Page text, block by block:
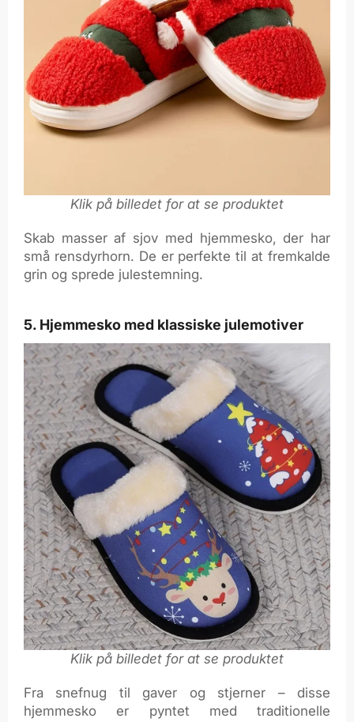
Klik på billedet for at se produktet
Skab masser af sjov med hjemmesko, der har
små rensdyrhorn. De er perfekte til at fremkalde
grin og sprede julestemning.
5. Hjemmesko med klassiske julemotiver
Klik på billedet for at se produktet
Fra snefnug til gaver og stjerner – disse
hjemmesko er pyntet med traditionelle